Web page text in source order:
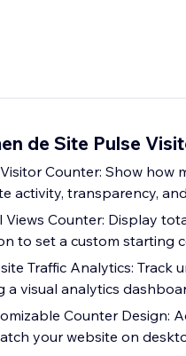
de Site Pulse
how many visitors are currently viewing your website in real time to
activity, transparency,
total website visits or page views for a specific page, with the
to set a custom starting
Track unique and total page views, daily visits, and all-time traffic
a visual analytics
Design: Adjust colors, fonts, layouts, animations, and display settings
your website on